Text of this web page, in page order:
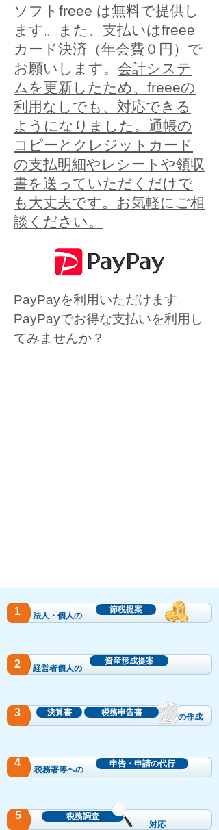
ソフトfreee は無料で提供し
ます。また、支払いはfreee
カード決済（年会費０円）で
お願いします。 会計システ
ムを更新したため、freeeの
利用なしでも、対応できる
ようになりました。通帳の
コピーとクレジットカード
の支払明細やレシートや領収
書を送っていただくだけで
も大丈夫です。お気軽にご相
談ください。
PayPayを利用いただけます。
PayPayでお得な支払いを利用し
てみませんか？
節税提案
法人・個人の
1
資産形成提案
​経営者個人の
2
の作成
決算書
3 税務申告書
​税務署等への
申告・申請の代行
4
対応
税務調査
5